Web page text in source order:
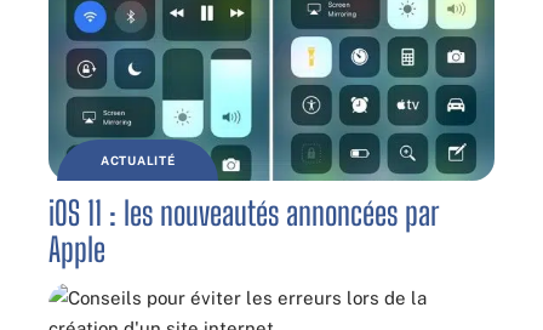
ACTUALITÉ
iOS 11 : les nouveautés annoncées par
Apple